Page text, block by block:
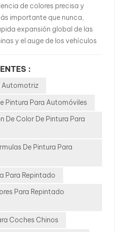
de colores precisa y
importante que nunca,
expansión global de las
y el auge de los vehículos
desafío es claro:¿Cómo
La respuesta reside en una
evolución: el sistema
fórmulas de color que abarcan
El sistema WISETONE
fórmulas de color, que
de marcas
combustible y vehículos de
A medida que los
a los mercados del
Medio, América Latina y
:
Automotriz
Pintura Para Automóviles
De Color De Pintura Para
De Pintura Para
Para Repintado
Para Repintado
Coches Chinos